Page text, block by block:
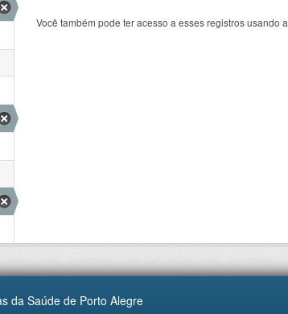
Você também pode ter acesso a esses registros usando a
da Saúde de Porto Alegre